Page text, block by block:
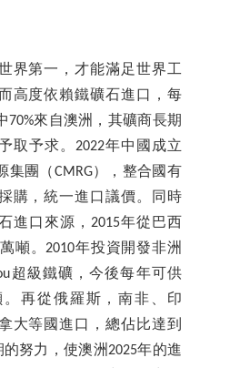
界第一，才能滿足世界工
高度依賴鐵礦石進口，每
70%來自澳洲，其礦商長期
取予求。2022年中國成立
集團（CMRG），整合國有
購，統一進口議價。同時
進口來源，2015年從巴西
噸。2010年投資開發非洲
超級鐵礦，今後每年可供
。再從俄羅斯，南非、印
大等國進口，總佔比達到
的努力，使澳洲2025年的進